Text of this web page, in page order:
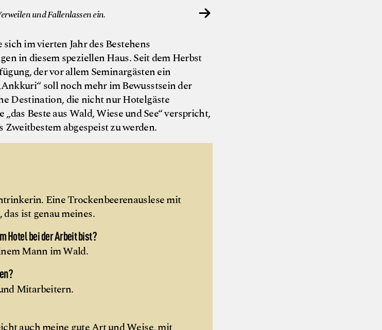
und Fallenlassen ein.
im vierten Jahr des Bestehens
in diesem speziellen Haus. Seit dem Herbst
der vor allem Seminargästen ein
soll noch mehr im Bewusstsein der
Destination, die nicht nur Hotelgäste
Beste aus Wald, Wiese und See“ verspricht,
abgespeist zu werden.
Eine Trockenbeerenauslese mit
ist genau meines.
Hotel bei der Arbeit bist?
Mann im Wald.
Mitarbeitern.